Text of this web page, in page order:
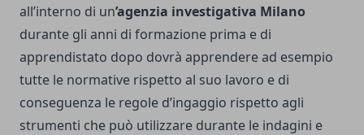
all’interno di un’agenzia investigativa Milano
durante gli anni di formazione prima e di
apprendistato dopo dovrà apprendere ad esempio
tutte le normative rispetto al suo lavoro e di
conseguenza le regole d’ingaggio rispetto agli
strumenti che può utilizzare durante le indagini e